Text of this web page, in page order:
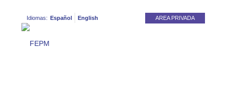
AREA PRIVADA
Idiomas: Español English